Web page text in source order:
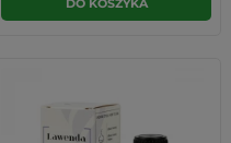
DO KOSZYKA